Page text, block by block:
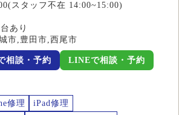
スタッフ不在 14:00~15:00)
あり
市,豊田市,西尾市
相談・予約 LINEで相談・予約
修理
iPad修理